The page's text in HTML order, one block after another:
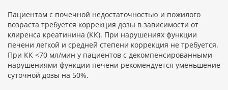
Пациентам с почечной недостаточностью и пожилого
возраста требуется коррекция дозы в зависимости от
клиренса креатинина (КК). При нарушениях функции
печени легкой и средней степени коррекция не требуется.
При КК <70 мл/мин у пациентов с декомпенсированными
нарушениями функции печени рекомендуется уменьшение
суточной дозы на 50%.